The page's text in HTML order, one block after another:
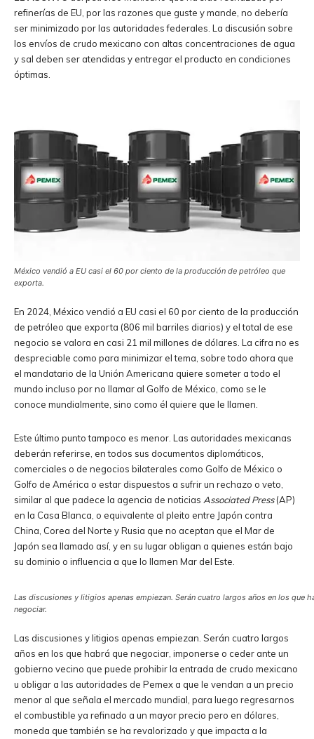
refinerías de EU, por las razones que guste y mande, no debería
ser minimizado por las autoridades federales. La discusión sobre
los envíos de crudo mexicano con altas concentraciones de agua
y sal deben ser atendidas y entregar el producto en condiciones
óptimas.
México vendió a EU casi el 60 por ciento de la producción de petróleo que
exporta.
En 2024, México vendió a EU casi el 60 por ciento de la producción
de petróleo que exporta (806 mil barriles diarios) y el total de ese
negocio se valora en casi 21 mil millones de dólares. La cifra no es
despreciable como para minimizar el tema, sobre todo ahora que
el mandatario de la Unión Americana quiere someter a todo el
mundo incluso por no llamar al Golfo de México, como se le
conoce mundialmente, sino como él quiere que le llamen.
Este último punto tampoco es menor. Las autoridades mexicanas
deberán referirse, en todos sus documentos diplomáticos,
comerciales o de negocios bilaterales como Golfo de México o
Golfo de América o estar dispuestos a sufrir un rechazo o veto,
similar al que padece la agencia de noticias Associated Press(AP)
en la Casa Blanca, o equivalente al pleito entre Japón contra
China, Corea del Norte y Rusia que no aceptan que el Mar de
Japón sea llamado así, y en su lugar obligan a quienes están bajo
su dominio o influencia a que lo llamen Mar del Este.
Las discusiones y litigios apenas empiezan. Serán cuatro largos años en los que
negociar.
Las discusiones y litigios apenas empiezan. Serán cuatro largos
años en los que habrá que negociar, imponerse o ceder ante un
gobierno vecino que puede prohibir la entrada de crudo mexicano
u obligar a las autoridades de Pemex a que le vendan a un precio
menor al que señala el mercado mundial, para luego regresarnos
el combustible ya refinado a un mayor precio pero en dólares,
moneda que también se ha revalorizado y que impacta a la